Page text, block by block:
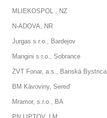
MLIEKOSPOL , NZ
N-ADOVA, NR
Jurgas s.r.o., Bardejov
Mangini s.r.o., Sobrance
ZVT Fonar, a.s., Banská Bystrica
BM Kávoviny, Sereď
Mramor, s.r.o., BA